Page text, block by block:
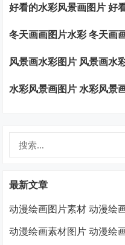
好看的水彩风景画图片 好
冬天画画图片水彩 冬天画
风景画水彩图片 风景画水
水彩风景画图片 水彩风景
最新文章
动漫绘画图片素材 动漫绘
动漫绘画素材图片 动漫绘